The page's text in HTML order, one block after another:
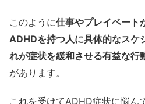
このように仕事やプレイベート
ADHDを持つ人に具体的なスケ
れが症状を緩和させる有益な行
があります。
これを受けてADHD症状に悩ん